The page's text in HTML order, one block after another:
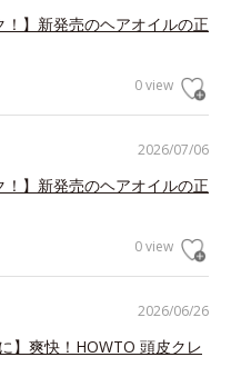
！】新発売のヘアオイルの正
0 view
2026/07/06
！】新発売のヘアオイルの正
0 view
2026/06/26
】爽快！HOWTO 頭皮クレ